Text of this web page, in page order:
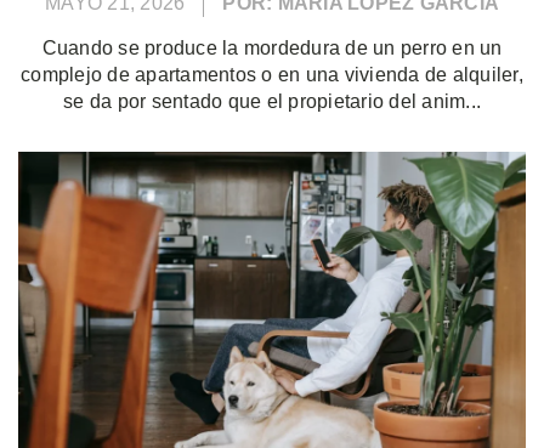
Cuando se produce la mordedura de un perro en un
complejo de apartamentos o en una vivienda de alquiler,
se da por sentado que el propietario del anim...